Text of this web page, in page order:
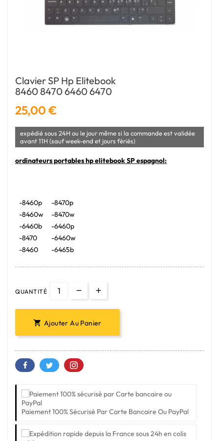
Clavier SP Hp Elitebook
8460 8470 6460 6470
25,00 €
expédié sous 24H ou le jour même si la commande est validée
avant 11H (sauf week-end et jours fériés)
ordinateurs portables hp elitebook SP espagnol:
-8460p
-8460w
-6460b
-8470
-8460
-8470p
-8470w
-6460p
-6460w
-6465b
QUANTITÉ
 Ajouter Au Panier
Paiement 100% Sécurisé Par Carte Bancaire Ou PayPal